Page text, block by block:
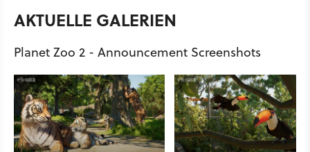
AKTUELLE GALERIEN
Planet Zoo 2 - Announcement Screenshots